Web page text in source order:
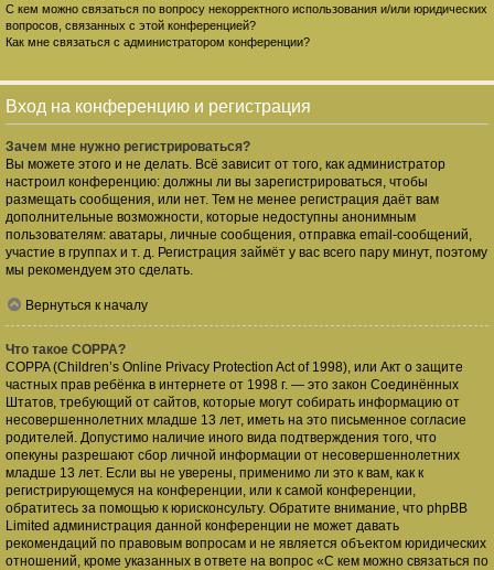
С кем можно связаться по вопросу некорректного использования и/или юридических
вопросов, связанных с этой конференцией?
Как мне связаться с администратором конференции?
Вход на конференцию и регистрация
Зачем мне нужно регистрироваться?
Вы можете этого и не делать. Всё зависит от того, как администратор
настроил конференцию: должны ли вы зарегистрироваться, чтобы
размещать сообщения, или нет. Тем не менее регистрация даёт вам
дополнительные возможности, которые недоступны анонимным
пользователям: аватары, личные сообщения, отправка email-сообщений,
участие в группах и т. д. Регистрация займёт у вас всего пару минут, поэтому
мы рекомендуем это сделать.
Вернуться к началу
Что такое COPPA?
COPPA (Children’s Online Privacy Protection Act of 1998), или Акт о защите
частных прав ребёнка в интернете от 1998 г. — это закон Соединённых
Штатов, требующий от сайтов, которые могут собирать информацию от
несовершеннолетних младше 13 лет, иметь на это письменное согласие
родителей. Допустимо наличие иного вида подтверждения того, что
опекуны разрешают сбор личной информации от несовершеннолетних
младше 13 лет. Если вы не уверены, применимо ли это к вам, как к
регистрирующемуся на конференции, или к самой конференции,
обратитесь за помощью к юрисконсульту. Обратите внимание, что phpBB
Limited администрация данной конференции не может давать
рекомендаций по правовым вопросам и не является объектом юридических
отношений, кроме указанных в ответе на вопрос «С кем можно связаться по